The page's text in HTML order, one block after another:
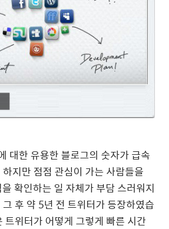
대한 유용한 블로그의 숫자가 급속
지만 점점 관심이 가는 사람들을
확인하는 일 자체가 부담 스러워지
후 약 5년 전 트위터가 등장하였습
트위터가 어떻게 그렇게 빠른 시간